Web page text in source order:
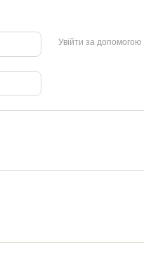
Увійти за допомогою